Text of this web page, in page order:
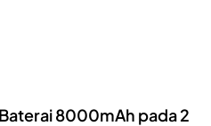
8000mAh pada 2